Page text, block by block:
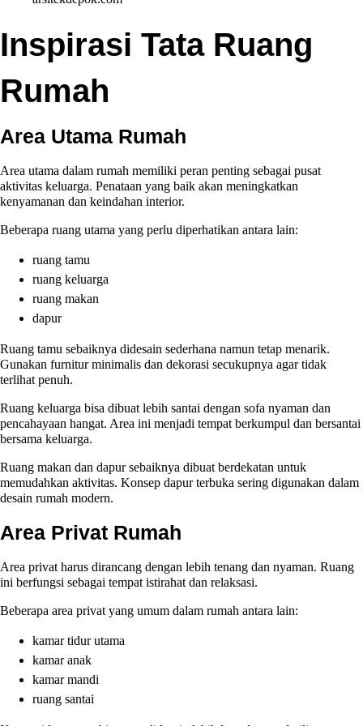
Inspirasi Tata Ruang
Rumah
Area Utama Rumah
Area utama dalam rumah memiliki peran penting sebagai pusat
aktivitas keluarga. Penataan yang baik akan meningkatkan
kenyamanan dan keindahan interior.
Beberapa ruang utama yang perlu diperhatikan antara lain:
ruang tamu
ruang keluarga
ruang makan
dapur
Ruang tamu sebaiknya didesain sederhana namun tetap menarik.
Gunakan furnitur minimalis dan dekorasi secukupnya agar tidak
terlihat penuh.
Ruang keluarga bisa dibuat lebih santai dengan sofa nyaman dan
pencahayaan hangat. Area ini menjadi tempat berkumpul dan bersantai
bersama keluarga.
Ruang makan dan dapur sebaiknya dibuat berdekatan untuk
memudahkan aktivitas. Konsep dapur terbuka sering digunakan dalam
desain rumah modern.
Area Privat Rumah
Area privat harus dirancang dengan lebih tenang dan nyaman. Ruang
ini berfungsi sebagai tempat istirahat dan relaksasi.
Beberapa area privat yang umum dalam rumah antara lain:
kamar tidur utama
kamar anak
kamar mandi
ruang santai